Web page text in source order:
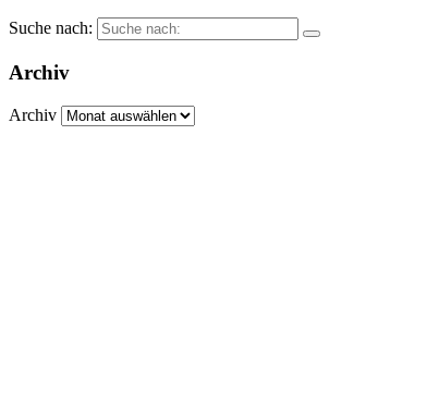
Suche nach:
Archiv
Archiv